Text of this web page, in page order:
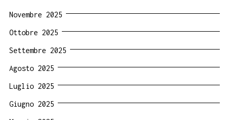
Novembre 2025
Ottobre 2025
Settembre 2025
Agosto 2025
Luglio 2025
Giugno 2025